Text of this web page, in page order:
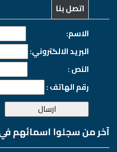
اتصل بنا
الاسم:
البريد الالكتروني:
النص :
رقم الهاتف :
آخر من سجلوا اسمائهم في